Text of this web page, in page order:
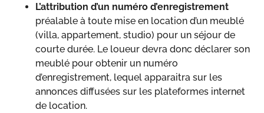
L’attribution d’un numéro d’enregistrement
préalable à toute mise en location d’un meublé
(villa, appartement, studio) pour un séjour de
courte durée. Le loueur devra donc déclarer son
meublé pour obtenir un numéro
d’enregistrement, lequel apparaitra sur les
annonces diffusées sur les plateformes internet
de location.